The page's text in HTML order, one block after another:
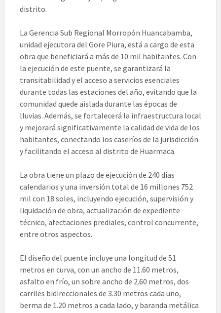
distrito.
La Gerencia Sub Regional Morropón Huancabamba,
unidad ejecutora del Gore Piura, está a cargo de esta
obra que beneficiará a más de 10 mil habitantes. Con
la ejecución de este puente, se garantizará la
transitabilidad y el acceso a servicios esenciales
durante todas las estaciones del año, evitando que la
comunidad quede aislada durante las épocas de
lluvias. Además, se fortalecerá la infraestructura local
y mejorará significativamente la calidad de vida de los
habitantes, conectando los caseríos de la jurisdicción
y facilitando el acceso al distrito de Huarmaca.
La obra tiene un plazo de ejecución de 240 días
calendarios y una inversión total de 16 millones 752
mil con 18 soles, incluyendo ejecución, supervisión y
liquidación de obra, actualización de expediente
técnico, afectaciones prediales, control concurrente,
entre otros aspectos.
El diseño del puente incluye una longitud de 51
metros en curva, con un ancho de 11.60 metros,
asfalto en frío, un sobre ancho de 2.60 metros, dos
carriles bidireccionales de 3.30 metros cada uno,
berma de 1.20 metros a cada lado, y baranda metálica